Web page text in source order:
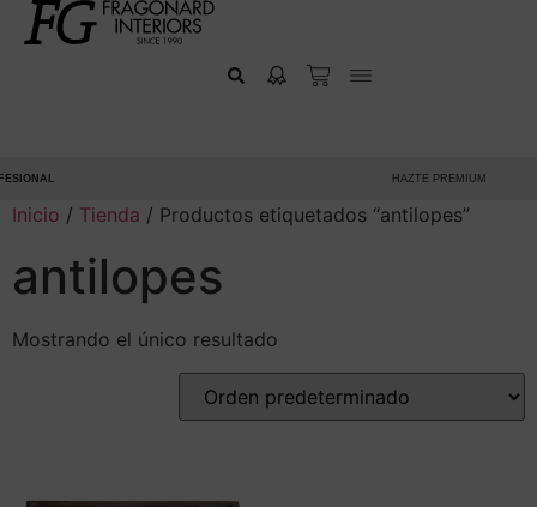
HAZTE PREMIUM
Inicio / Tienda / Productos etiquetados “antilopes”
antilopes
Mostrando el único resultado